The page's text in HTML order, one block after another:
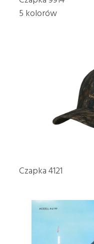
5 kolorów
Czapka 4121